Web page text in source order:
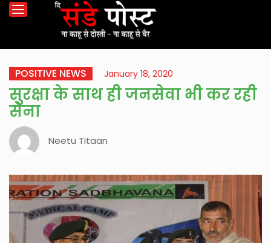
POSITIVE NEWS January 18, 2020
सुरक्षा के साथ ही जनसेवा भी कर रही
सेना
Neetu Titaan